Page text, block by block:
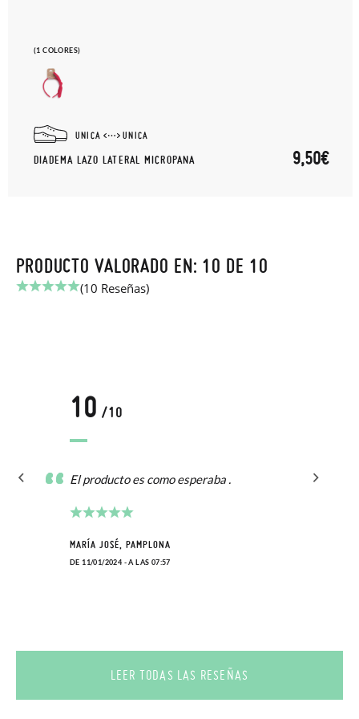
(1 COLORES)
UNICA UNICA
DIADEMA LAZO LATERAL MICROPANA 9,50€
PRODUCTO VALORADO EN: 10 DE 10
(10 Reseñas)
10 /10
El producto es como esperaba .
MARÍA JOSÉ, PAMPLONA
DE 11/01/2024 - A LAS 07:57
LEER TODAS LAS RESEÑAS